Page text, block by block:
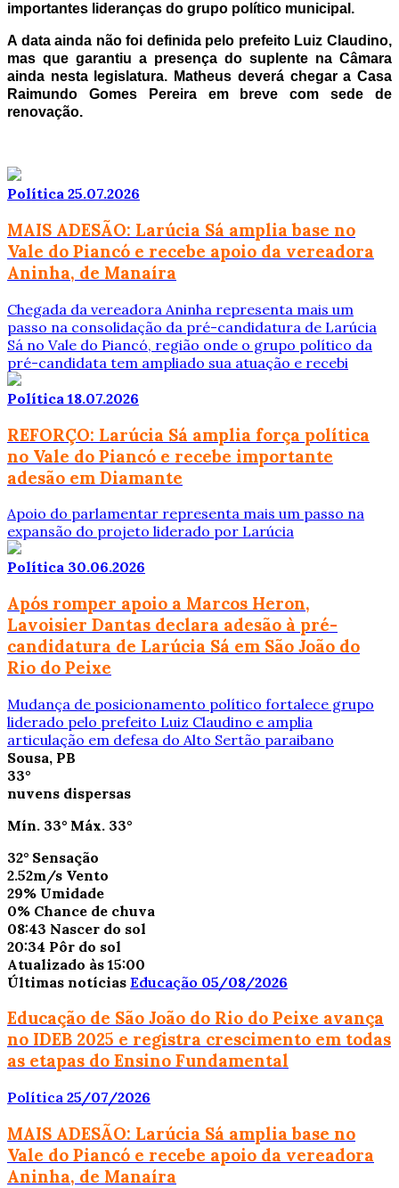
importantes lideranças do grupo político municipal.
A data ainda não foi definida pelo prefeito Luiz Claudino,
mas que garantiu a presença do suplente na Câmara
ainda nesta legislatura. Matheus deverá chegar a Casa
Raimundo Gomes Pereira em breve com sede de
renovação.
Política 25.07.2026
MAIS ADESÃO: Larúcia Sá amplia base no
Vale do Piancó e recebe apoio da vereadora
Aninha, de Manaíra
Chegada da vereadora Aninha representa mais um
passo na consolidação da pré-candidatura de Larúcia
Sá no Vale do Piancó, região onde o grupo político da
pré-candidata tem ampliado sua atuação e recebi
Política 18.07.2026
REFORÇO: Larúcia Sá amplia força política
no Vale do Piancó e recebe importante
adesão em Diamante
Apoio do parlamentar representa mais um passo na
expansão do projeto liderado por Larúcia
Política 30.06.2026
Após romper apoio a Marcos Heron,
Lavoisier Dantas declara adesão à pré-
candidatura de Larúcia Sá em São João do
Rio do Peixe
Mudança de posicionamento político fortalece grupo
liderado pelo prefeito Luiz Claudino e amplia
articulação em defesa do Alto Sertão paraibano
Sousa, PB
33°
nuvens dispersas
Mín. 33° Máx. 33°
32° Sensação
2.52m/s Vento
29% Umidade
0% Chance de chuva
08:43 Nascer do sol
20:34 Pôr do sol
Atualizado às 15:00
Últimas notícias Educação 05/08/2026
Educação de São João do Rio do Peixe avança
no IDEB 2025 e registra crescimento em todas
as etapas do Ensino Fundamental
Política 25/07/2026
MAIS ADESÃO: Larúcia Sá amplia base no
Vale do Piancó e recebe apoio da vereadora
Aninha, de Manaíra